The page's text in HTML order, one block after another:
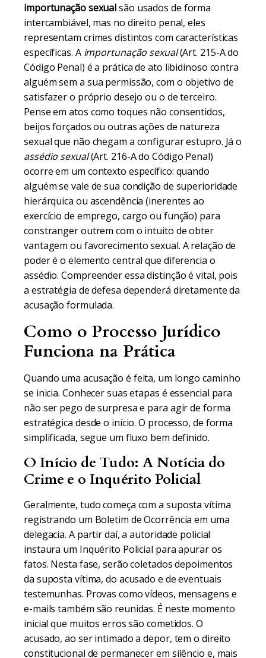
importunação sexualsão usados de forma
intercambiável, mas no direito penal, eles
representam crimes distintos com características
específicas. A importunação sexual(Art. 215-A do
Código Penal) é a prática de ato libidinoso contra
alguém sem a sua permissão, com o objetivo de
satisfazer o próprio desejo ou o de terceiro.
Pense em atos como toques não consentidos,
beijos forçados ou outras ações de natureza
sexual que não chegam a configurar estupro. Já o
assédio sexual(Art. 216-A do Código Penal)
ocorre em um contexto específico: quando
alguém se vale de sua condição de superioridade
hierárquica ou ascendência (inerentes ao
exercício de emprego, cargo ou função) para
constranger outrem com o intuito de obter
vantagem ou favorecimento sexual. A relação de
poder é o elemento central que diferencia o
assédio. Compreender essa distinção é vital, pois
a estratégia de defesa dependerá diretamente da
acusação formulada.
Como o Processo Jurídico
Funciona na Prática
Quando uma acusação é feita, um longo caminho
se inicia. Conhecer suas etapas é essencial para
não ser pego de surpresa e para agir de forma
estratégica desde o início. O processo, de forma
simplificada, segue um fluxo bem definido.
O Início de Tudo: A Notícia do
Crime e o Inquérito Policial
Geralmente, tudo começa com a suposta vítima
registrando um Boletim de Ocorrência em uma
delegacia. A partir daí, a autoridade policial
instaura um Inquérito Policial para apurar os
fatos. Nesta fase, serão coletados depoimentos
da suposta vítima, do acusado e de eventuais
testemunhas. Provas como vídeos, mensagens e
e-mails também são reunidas. É neste momento
inicial que muitos erros são cometidos. O
acusado, ao ser intimado a depor, tem o direito
constitucional de permanecer em silêncio e, mais